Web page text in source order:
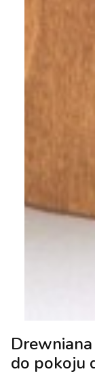
do pokoju